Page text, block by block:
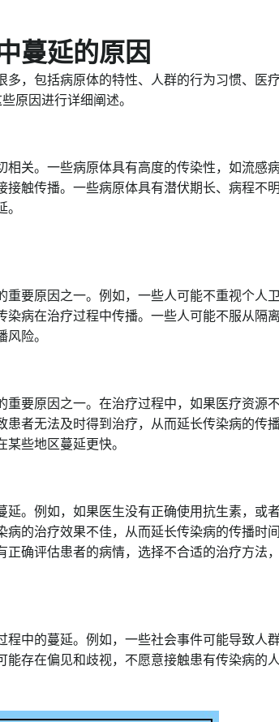
蔓延的原因
多，包括病原体的特性、人群的行为习惯、医
原因进行详细阐述。
相关。一些病原体具有高度的传染性，如流感
接触传播。一些病原体具有潜伏期长、病程不
重要原因之一。例如，一些人可能不重视个人
染病在治疗过程中传播。一些人可能不服从隔
险。
重要原因之一。在治疗过程中，如果医疗资源
患者无法及时得到治疗，从而延长传染病的传
些地区蔓延更快。
延。例如，如果医生没有正确使用抗生素，或
病的治疗效果不佳，从而延长传染病的传播时
正确评估患者的病情，选择不合适的治疗方法
程中的蔓延。例如，一些社会事件可能导致人
能存在偏见和歧视，不愿意接触患有传染病的